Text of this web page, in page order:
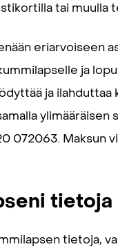
tai muulla
eriarvoiseen
ja
ja ilahduttaa
072063. Maksun
tietoja,